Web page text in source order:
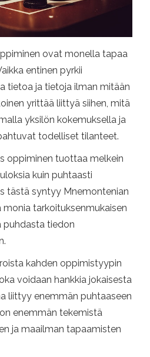
ovat monella tapaa
entinen pyrkii
tietoa ja tietoja ilman mitään
yrittää liittyä siihen, mitä
yksilön kokemuksella ja
todelliset tilanteet.
oppiminen tuottaa melkein
kuin puhtaasti
tästä syntyy Mnemontenian
tarkoituksenmukaisen
puhdasta tiedon
kahden oppimistyypin
voidaan hankkia jokaisesta
liittyy enemmän puhtaaseen
enemmän tekemistä
ja maailman tapaamisten